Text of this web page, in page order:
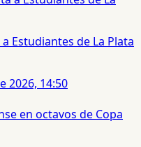
Estudiantes de La Plata
2026, 14:50